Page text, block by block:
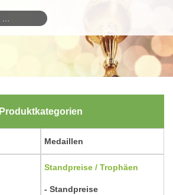
Produktkategorien
Medaillen
Standpreise / Trophäen
Standpreise